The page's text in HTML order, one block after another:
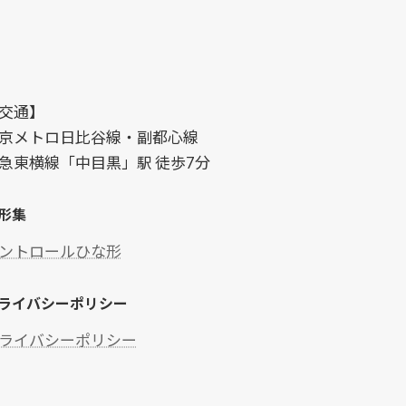
通】
メトロ日比谷線・副都心線
東横線「中目黒」駅 徒歩7分
集
トロールひな形
イバシーポリシー
イバシーポリシー